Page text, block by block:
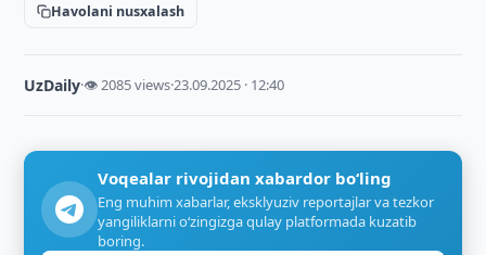
Havolani nusxalash
UzDaily·👁 2085 views·23.09.2025 · 12:40
Voqealar rivojidan xabardor bo‘ling
Eng muhim xabarlar, eksklyuziv reportajlar va tezkor
yangiliklarni o‘zingizga qulay platformada kuzatib
boring.